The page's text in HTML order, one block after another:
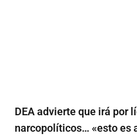
DEA advierte que irá por
narcopolíticos… «esto es